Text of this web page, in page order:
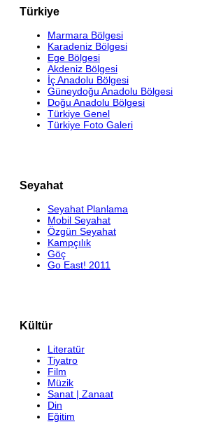
Türkiye
Marmara Bölgesi
Karadeniz Bölgesi
Ege Bölgesi
Akdeniz Bölgesi
İç Anadolu Bölgesi
Güneydoğu Anadolu Bölgesi
Doğu Anadolu Bölgesi
Türkiye Genel
Türkiye Foto Galeri
Seyahat
Seyahat Planlama
Mobil Seyahat
Özgün Seyahat
Kampçılık
Göç
Go East! 2011
Kültür
Literatür
Tiyatro
Film
Müzik
Sanat | Zanaat
Din
Eğitim